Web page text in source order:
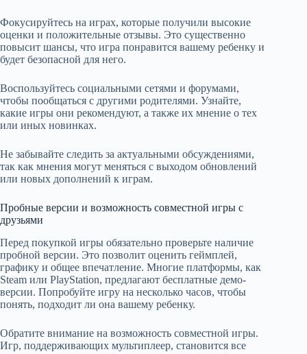
Фокусируйтесь на играх, которые получили высокие
оценки и положительные отзывы. Это существенно
повысит шансы, что игра понравится вашему ребенку и
будет безопасной для него.
Воспользуйтесь социальными сетями и форумами,
чтобы пообщаться с другими родителями. Узнайте,
какие игры они рекомендуют, а также их мнение о тех
или иных новинках.
Не забывайте следить за актуальными обсуждениями,
так как мнения могут меняться с выходом обновлений
или новых дополнений к играм.
Пробные версии и возможность совместной игры с
друзьями
Перед покупкой игры обязательно проверьте наличие
пробной версии. Это позволит оценить геймплей,
графику и общее впечатление. Многие платформы, как
Steam или PlayStation, предлагают бесплатные демо-
версии. Попробуйте игру на несколько часов, чтобы
понять, подходит ли она вашему ребенку.
Обратите внимание на возможность совместной игры.
Игр, поддерживающих мультиплеер, становится все